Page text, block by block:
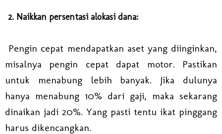
2. Naikkan persentasi alokasi dana:
Pengin cepat mendapatkan aset yang diinginkan,
misalnya pengin cepat dapat motor. Pastikan
untuk menabung lebih banyak. Jika dulunya
hanya menabung 10% dari gaji, maka sekarang
dinaikan jadi 20%. Yang pasti tentu ikat pinggang
harus dikencangkan.